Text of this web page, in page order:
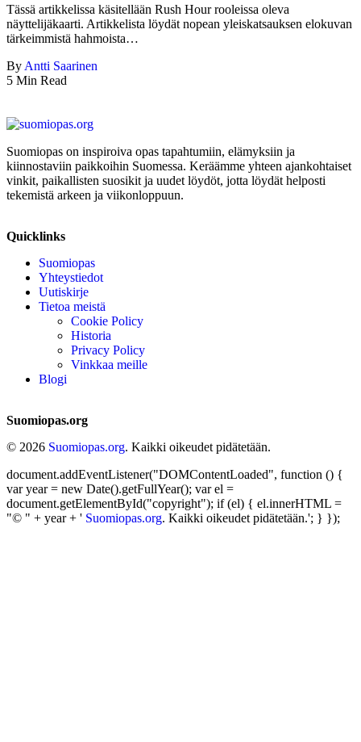
Tässä artikkelissa käsitellään Rush Hour rooleissa oleva
näyttelijäkaarti. Artikkelista löydät nopean yleiskatsauksen elokuvan
tärkeimmistä hahmoista…
By Antti Saarinen
5 Min Read
Suomiopas on inspiroiva opas tapahtumiin, elämyksiin ja
kiinnostaviin paikkoihin Suomessa. Keräämme yhteen ajankohtaiset
vinkit, paikallisten suosikit ja uudet löydöt, jotta löydät helposti
tekemistä arkeen ja viikonloppuun.
Quicklinks
Suomiopas
Yhteystiedot
Uutiskirje
Tietoa meistä
Cookie Policy
Historia
Privacy Policy
Vinkkaa meille
Blogi
Suomiopas.org
© 2026 Suomiopas.org. Kaikki oikeudet pidätetään.
document.addEventListener("DOMContentLoaded", function () {
var year = new Date().getFullYear(); var el =
document.getElementById("copyright"); if (el) { el.innerHTML =
"© " + year + ' Suomiopas.org. Kaikki oikeudet pidätetään.'; } });